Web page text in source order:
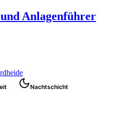
Anlagenführer
Nachtschicht